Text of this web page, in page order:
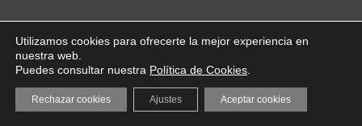
Utilizamos cookies para ofrecerte la mejor experiencia en
nuestra web.
Puedes consultar nuestra Política de Cookies
Aceptar cookies
Rechazar cookies Ajustes